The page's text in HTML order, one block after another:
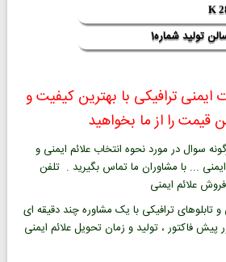
K
تولید شماره1
ترافیکی با بهترین کیفیت و
قیمت را از ما بخواهید
سوال در مورد نحوه انتخاب علائم ایمنی و
... با مشاوران ما تماس بگیرید . تلفن
تابلوهای ترافیکی با یک مشاوره چند دقیقه ای
فاکتور ، تولید و زمان تحویل علائم ایمنی